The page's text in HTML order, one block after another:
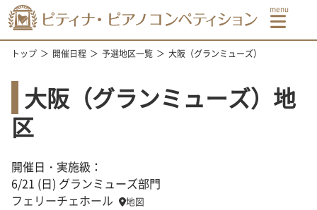
トップ 開催日程 予選地区一覧 大阪（グランミューズ）
大阪（グランミューズ）地
区
開催日・実施級：
6/21 (日) グランミューズ部門
フェリーチェホール
地図